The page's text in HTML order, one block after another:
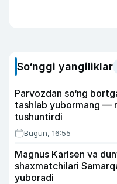
So‘nggi yangiliklar
Parvozdan so‘ng
tashlab yubormang —
tushuntirdi
Bugun, 16:55
Magnus Karlsen va
shaxmatchilari
yuboradi